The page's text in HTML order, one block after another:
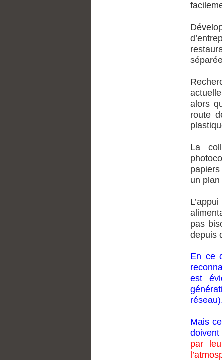
alors
route
La
un plan
pas
depuis
En ce
est
Mais
doivent
par